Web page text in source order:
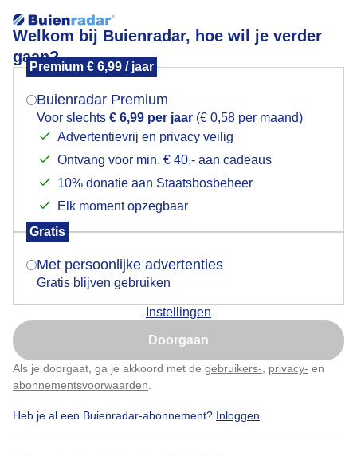
Welkom bij Buienradar, hoe wil je verder
gaan?
Premium € 6,99 / jaar
Buienradar Premium
Voor slechts € 6,99 per jaar (€ 0,58 per maand)
Advertentievrij en privacy veilig
Ontvang voor min. € 40,- aan cadeaus
10% donatie aan Staatsbosbeheer
Elk moment opzegbaar
Gratis
Met persoonlijke advertenties
Gratis blijven gebruiken
Instellingen
Doorgaan
Als je doorgaat, ga je akkoord met de gebruikers- privacy- en
abonnementsvoorwaarden
Heb je al een Buienradar-abonnement? Inloggen
Hand van God
Flinke droogte hier
Door: Joost Mooij Gemaakt: 08-05-2026, 67x bekeken
Mogen we je locatie gebruiken voor het
Indien je hier nog geen akkoord op hebt gegeven,
verschijnt er zo een pop-up uit je browser waarin
Is goed, toon de popup
Nu niet, misschien later
Klik hierom dit aan te passen